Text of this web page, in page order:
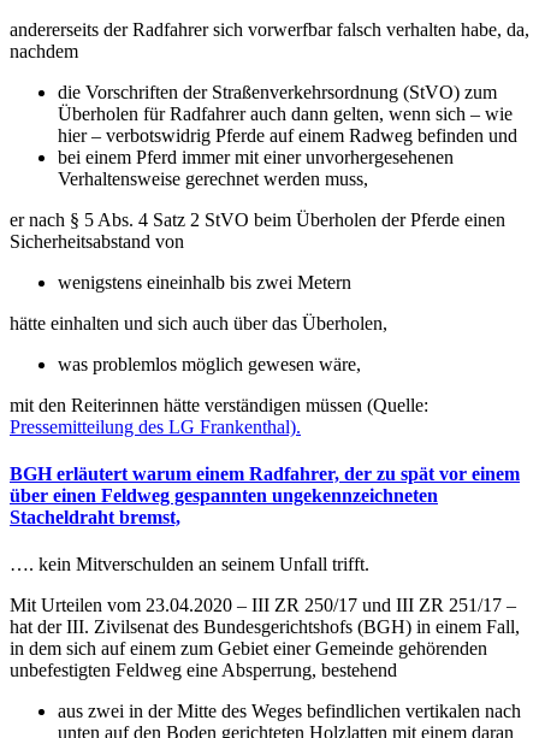
andererseits der Radfahrer sich vorwerfbar falsch verhalten habe, da,
nachdem
die Vorschriften der Straßenverkehrsordnung (StVO) zum
Überholen für Radfahrer auch dann gelten, wenn sich – wie
hier – verbotswidrig Pferde auf einem Radweg befinden und
bei einem Pferd immer mit einer unvorhergesehenen
Verhaltensweise gerechnet werden muss,
er nach § 5 Abs. 4 Satz 2 StVO beim Überholen der Pferde einen
Sicherheitsabstand von
wenigstens eineinhalb bis zwei Metern
hätte einhalten und sich auch über das Überholen,
was problemlos möglich gewesen wäre,
mit den Reiterinnen hätte verständigen müssen (Quelle:
Pressemitteilung des LG Frankenthal).
BGH erläutert warum einem Radfahrer, der zu spät vor einem
über einen Feldweg gespannten ungekennzeichneten
Stacheldraht bremst,
…. kein Mitverschulden an seinem Unfall trifft.
Mit Urteilen vom 23.04.2020 – III ZR 250/17 und III ZR 251/17 –
hat der III. Zivilsenat des Bundesgerichtshofs (BGH) in einem Fall,
in dem sich auf einem zum Gebiet einer Gemeinde gehörenden
unbefestigten Feldweg eine Absperrung, bestehend
aus zwei in der Mitte des Weges befindlichen vertikalen nach
unten auf den Boden gerichteten Holzlatten mit einem daran